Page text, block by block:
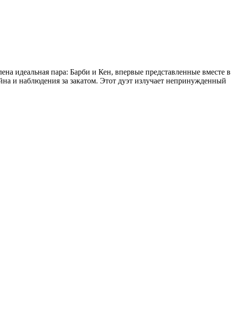
идеальная пара: Барби и Кен, впервые представленные вместе в
и наблюдения за закатом. Этот дуэт излучает непринужденный